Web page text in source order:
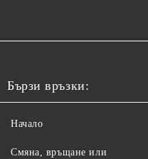
Бързи връзки:
Начало
Смяна, връщане или